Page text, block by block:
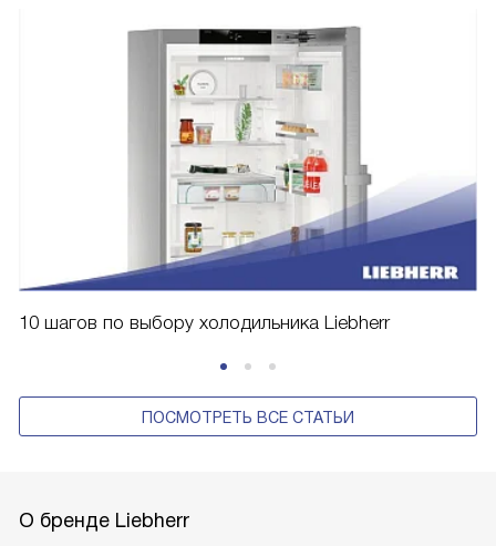
10 шагов по выбору холодильника Liebherr
ПОСМОТРЕТЬ ВСЕ СТАТЬИ
О бренде Liebherr